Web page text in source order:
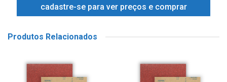
cadastre-se para ver preços e comprar
Produtos Relacionados